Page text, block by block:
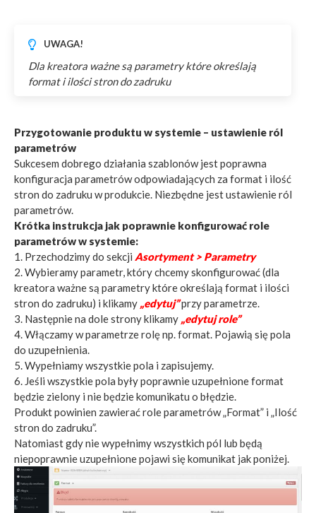
UWAGA!
Dla kreatora ważne są parametry które określają
format i ilości stron do zadruku
Przygotowanie produktu w systemie – ustawienie ról
parametrów
Sukcesem dobrego działania szablonów jest poprawna
konfiguracja parametrów odpowiadających za format i ilość
stron do zadruku w produkcie. Niezbędne jest ustawienie ról
parametrów.
Krótka instrukcja jak poprawnie konfigurować role
parametrów w systemie:
1. Przechodzimy do sekcji Asortyment > Parametry
2. Wybieramy parametr, który chcemy skonfigurować (dla
kreatora ważne są parametry które określają format i ilości
stron do zadruku) i klikamy „edytuj”przy parametrze.
3. Następnie na dole strony klikamy „edytuj role”
4. Włączamy w parametrze rolę np. format. Pojawią się pola
do uzupełnienia.
5. Wypełniamy wszystkie pola i zapisujemy.
6. Jeśli wszystkie pola były poprawnie uzupełnione format
będzie zielony i nie będzie komunikatu o błędzie.
Produkt powinien zawierać role parametrów „Format” i „Ilość
stron do zadruku”.
Natomiast gdy nie wypełnimy wszystkich pól lub będą
niepoprawnie uzupełnione pojawi się komunikat jak poniżej.